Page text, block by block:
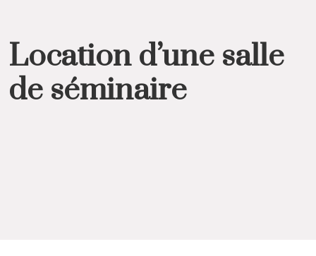
Location d’une salle
de séminaire